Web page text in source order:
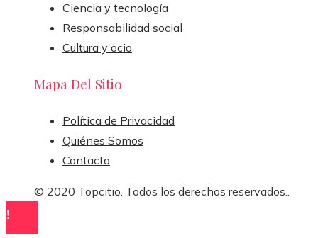
Ciencia y tecnología
Responsabilidad social
Cultura y ocio
Mapa Del Sitio
Política de Privacidad
Quiénes Somos
Contacto
© 2020 Topcitio. Todos los derechos reservados..